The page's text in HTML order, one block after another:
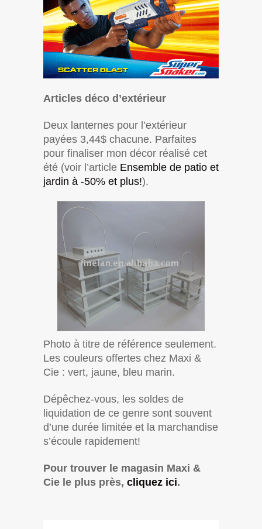
Articles déco d’extérieur
Deux lanternes pour l’extérieur
payées 3,44$ chacune. Parfaites
pour finaliser mon décor réalisé cet
été (voir l’article Ensemble de patio et
jardin à -50% et plus!).
Photo à titre de référence seulement.
Les couleurs offertes chez Maxi &
Cie : vert, jaune, bleu marin.
Dépêchez-vous, les soldes de
liquidation de ce genre sont souvent
d’une durée limitée et la marchandise
s’écoule rapidement!
Pour trouver le magasin Maxi &
Cie le plus près, cliquez ici.